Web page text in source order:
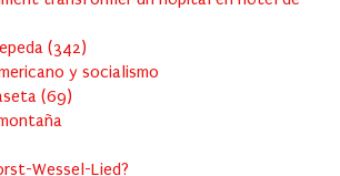
(342)
y socialismo
(69)
Wessel-Lied?